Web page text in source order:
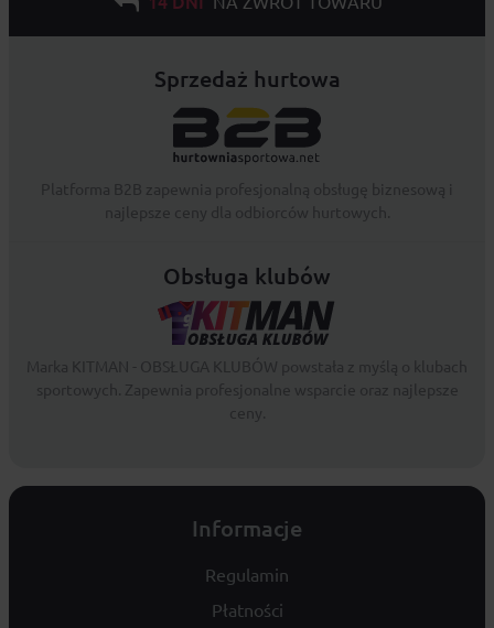
Sprzedaż hurtowa
Obsługa klubów
Informacje
Regulamin
Płatności